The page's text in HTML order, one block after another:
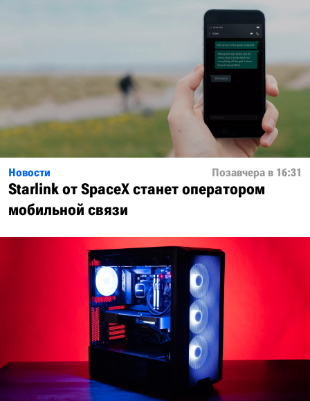
Новости Позавчера в 16:31
Starlink от SpaceX станет оператором
мобильной связи